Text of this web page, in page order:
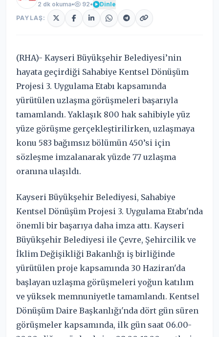
2 dk okuma• 92•
Dinle
PAYLAŞ:
(RHA)- Kayseri Büyükşehir Belediyesi’nin
hayata geçirdiği Sahabiye Kentsel Dönüşüm
Projesi 3. Uygulama Etabı kapsamında
yürütülen uzlaşma görüşmeleri başarıyla
tamamlandı. Yaklaşık 800 hak sahibiyle yüz
yüze görüşme gerçekleştirilirken, uzlaşmaya
konu 583 bağımsız bölümün 450’si için
sözleşme imzalanarak yüzde 77 uzlaşma
oranına ulaşıldı.
Kayseri Büyükşehir Belediyesi, Sahabiye
Kentsel Dönüşüm Projesi 3. Uygulama Etabı'nda
önemli bir başarıya daha imza attı. Kayseri
Büyükşehir Belediyesi ile Çevre, Şehircilik ve
İklim Değişikliği Bakanlığı iş birliğinde
yürütülen proje kapsamında 30 Haziran'da
başlayan uzlaşma görüşmeleri yoğun katılım
ve yüksek memnuniyetle tamamlandı. Kentsel
Dönüşüm Daire Başkanlığı'nda dört gün süren
görüşmeler kapsamında, ilk gün saat 06.00-